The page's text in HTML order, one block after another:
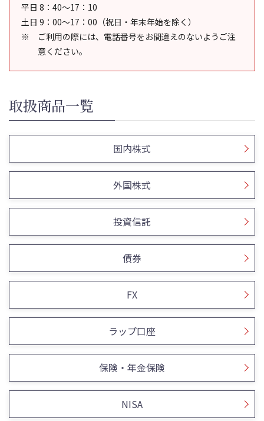
平日 8：40～17：10
土日 9：00～17：00（祝日・年末年始を除く）
ご利用の際には、電話番号をお間違えのないようご注
意ください。
取扱商品一覧
国内株式
外国株式
投資信託
債券
FX
ラップ口座
保険・年金保険
NISA